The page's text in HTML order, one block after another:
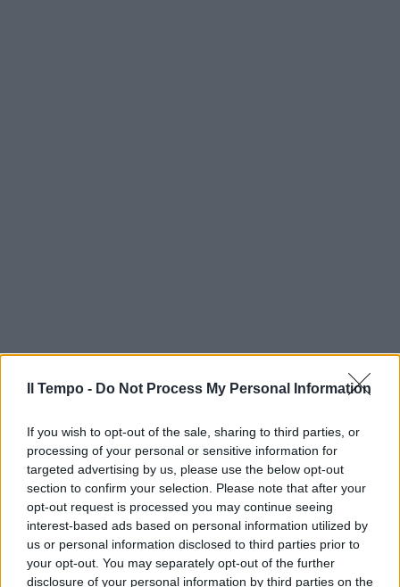
Il Tempo - Do Not Process My Personal Information
If you wish to opt-out of the sale, sharing to third parties, or
processing of your personal or sensitive information for
targeted advertising by us, please use the below opt-out
section to confirm your selection. Please note that after your
opt-out request is processed you may continue seeing
interest-based ads based on personal information utilized by
us or personal information disclosed to third parties prior to
your opt-out. You may separately opt-out of the further
disclosure of your personal information by third parties on the